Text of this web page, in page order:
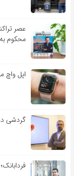
عصر
محکوم
اپل واچ
گردشی